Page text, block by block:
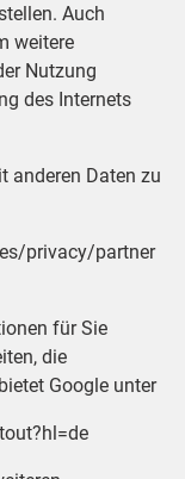
Auch
weitere
Nutzung
des Internets
anderen Daten zu
privacy/partner
für Sie
die
Google unter